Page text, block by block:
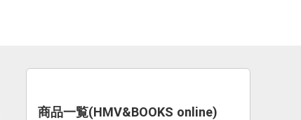
商品一覧(HMV&BOOKS online)